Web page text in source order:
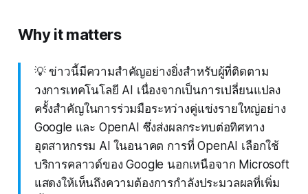
Why it matters
💡 ข่าวนี้มีความสำคัญอย่างยิ่งสำหรับผู้ที่ติดตาม
วงการเทคโนโลยี AI เนื่องจากเป็นการเปลี่ยนแปลง
ครั้งสำคัญในการร่วมมือระหว่างคู่แข่งรายใหญ่อย่าง
Google และ OpenAI ซึ่งส่งผลกระทบต่อทิศทาง
อุตสาหกรรม AI ในอนาคต การที่ OpenAI เลือกใช้
บริการคลาวด์ของ Google นอกเหนือจาก Microsoft
แสดงให้เห็นถึงความต้องการกำลังประมวลผลที่เพิ่ม